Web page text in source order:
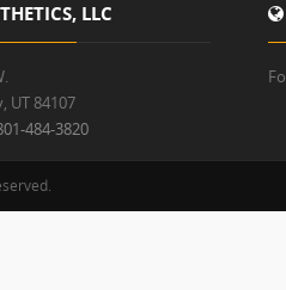
LLC
UT 84107
484-3820